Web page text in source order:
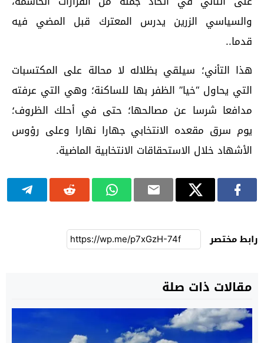
والسياسي الزرين يدرس المعترك قبل المضي فيه
قدما..
هذا التأني؛ سيلقي بظلاله لا محالة على المكتسبات
التي يحاول “خيا” الظفر بها للساكنة؛ وهي التي عرفته
مدافعا شرسا عن مصالحها؛ حتى في أحلك الظروف؛
يوم سرق مقعده الانتخابي جهارا نهارا وعلى رؤوس
الأشهاد خلال الاستحقاقات الانتخابية الماضية.
رابط مختصر
مقالات ذات صلة